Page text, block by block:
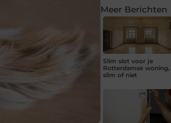
Meer Berichten
Slim slot voor je
Rotterdamse woning,
slim of niet